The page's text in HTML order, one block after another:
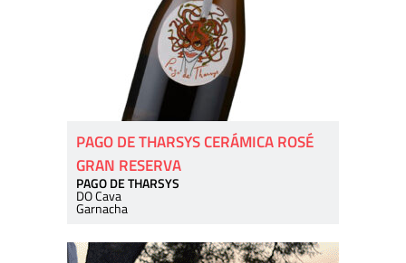
PAGO DE THARSYS CERÁMICA ROSÉ
GRAN RESERVA
PAGO DE THARSYS
DO Cava
Garnacha